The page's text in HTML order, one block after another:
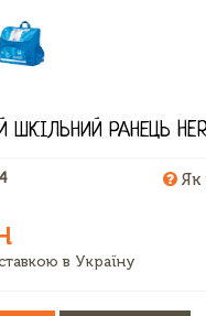
РАНЕЦЬ
Як
в Україну